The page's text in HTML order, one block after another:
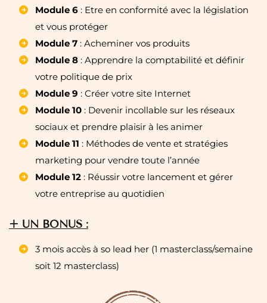
Module 6: Etre en conformité avec la législation
et vous protéger
Module 7: Acheminer vos produits
Module 8: Apprendre la comptabilité et définir
votre politique de prix
Module 9 : Créer votre site Internet
Module 10: Devenir incollable sur les réseaux
sociaux et prendre plaisir à les animer
Module 11 : Méthodes de vente et stratégies
marketing pour vendre toute l’année
Module 12: Réussir votre lancement et gérer
votre entreprise au quotidien
+ UN BONUS :
3 mois accès à so lead her (1 masterclass/semaine
soit 12 masterclass)